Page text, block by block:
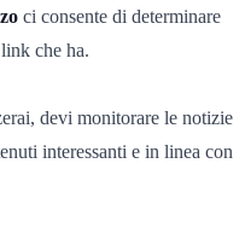
ci consente di determinare
che ha.
devi monitorare le notizie
interessanti e in linea con